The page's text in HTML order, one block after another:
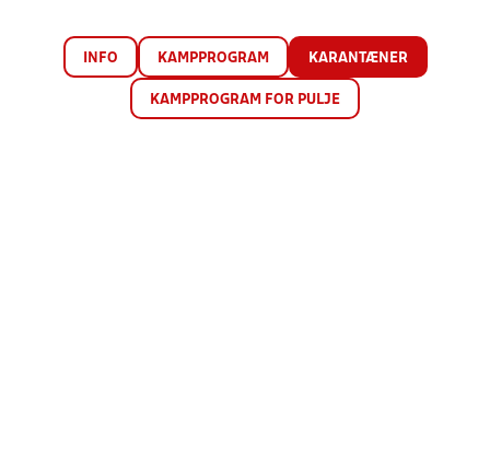
INFO KAMPPROGRAM KARANTÆNER
KAMPPROGRAM FOR PULJE